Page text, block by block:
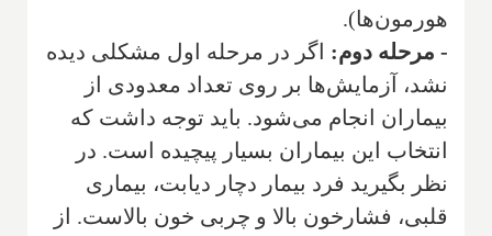
هورمون‌ها).
- مرحله دوم: اگر در مرحله اول مشکلی دیده
نشد، آزمایش‌ها بر روی تعداد معدودی از
بیماران انجام می‌شود. باید توجه داشت که
انتخاب این بیماران بسیار پیچیده است. در
نظر بگیرید فرد بیمار دچار دیابت، بیماری
قلبی، فشارخون بالا و چربی خون بالاست. از